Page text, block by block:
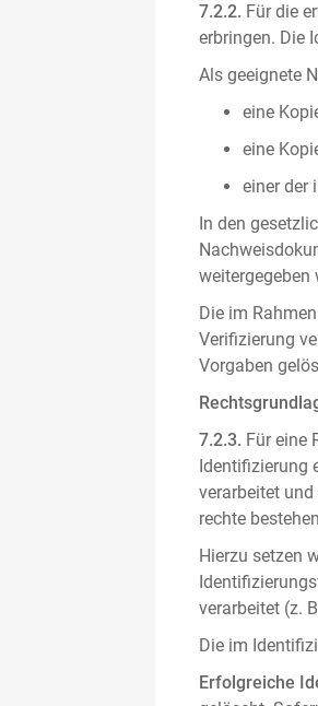
7.2.2. Für die
erbringen. Die
Als geeignete
eine
eine
einer der
In den
weitergegeben
Die im
Verifizierung
Vorgaben
7.2.3. Für eine
Identifizierung
verarbeitet
rechte
Hierzu setzen
verarbeitet (z.
Die im
Erfolgreiche